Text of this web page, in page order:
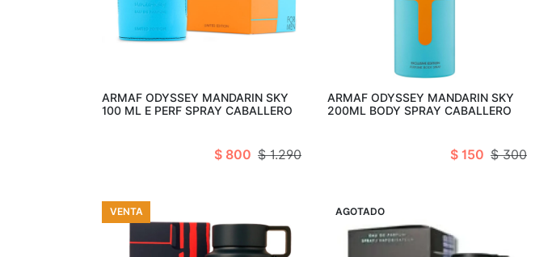
ARMAF ODYSSEY MANDARIN SKY
100 ML E PERF SPRAY CABALLERO
$ 800 $ 1.290
ARMAF ODYSSEY MANDARIN SKY
200ML BODY SPRAY CABALLERO
$ 150 $ 300
VENTA VENTA
AGOTADO